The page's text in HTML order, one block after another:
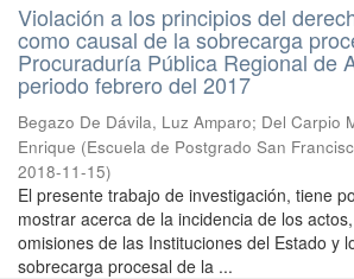
Violación a los principios del
como causal de la sobrecarga
Procuraduría Pública Regional de
periodo febrero del 2017
Begazo De Dávila, Luz Amparo; Del Carpio
Enrique (Escuela de Postgrado San
2018-11-15)
El presente trabajo de investigación, tiene
mostrar acerca de la incidencia de los
omisiones de las Instituciones del Estado y
sobrecarga procesal de la ...